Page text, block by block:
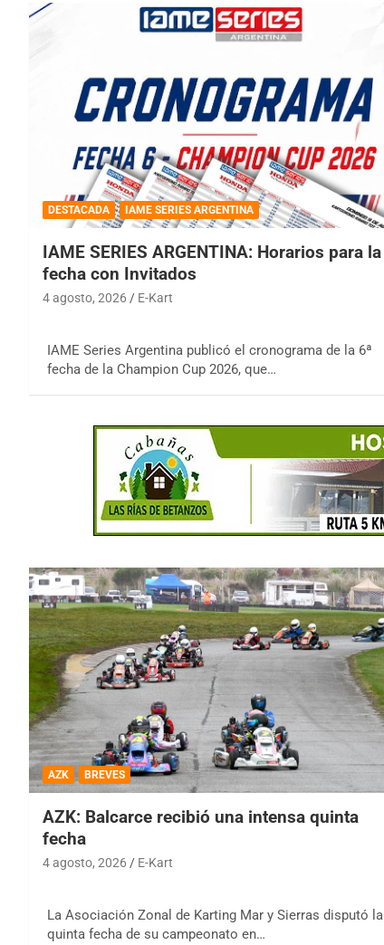
DESTACADA IAME SERIES ARGENTINA
IAME SERIES ARGENTINA: Horarios para la
fecha con Invitados
4 agosto, 2026 E-Kart
IAME Series Argentina publicó el cronograma de la 6ª
fecha de la Champion Cup 2026, que…
AZK BREVES
AZK: Balcarce recibió una intensa quinta
fecha
4 agosto, 2026 E-Kart
La Asociación Zonal de Karting Mar y Sierras disputó la
quinta fecha de su campeonato en…